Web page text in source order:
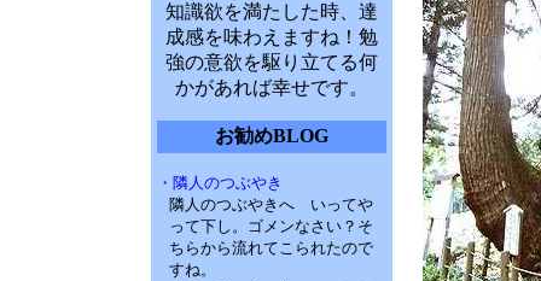
知識欲を満たした時、達
成感を味わえますね！勉
強の意欲を駆り立てる何
かがあれば幸せです。
お勧めBLOG
・隣人のつぶやき
隣人のつぶやきへ いってや
って下し。ゴメンなさい？そ
ちらから流れてこられたので
すね。